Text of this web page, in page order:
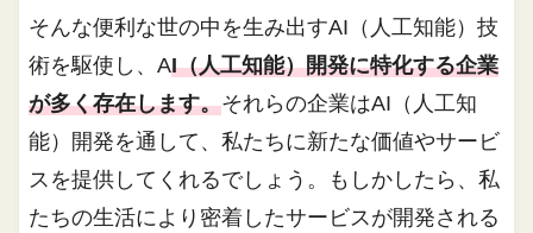
そんな便利な世の中を生み出すAI（人工知能）技
術を駆使し、AI（人工知能）開発に特化する企業
が多く存在します。それらの企業はAI（人工知
能）開発を通して、私たちに新たな価値やサービ
スを提供してくれるでしょう。もしかしたら、私
たちの生活により密着したサービスが開発される